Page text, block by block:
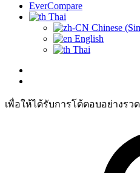
EverCompare
Thai
Chinese
English
Thai
เพื่อให้ได้รับการโต้ตอบอย่างร